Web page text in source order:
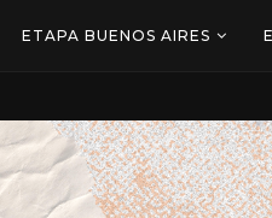
ETAPA BUENOS AIRES